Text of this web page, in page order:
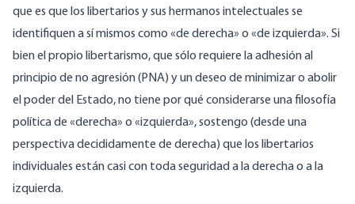
que es que los libertarios y sus hermanos intelectuales se
identifiquen a sí mismos como «de derecha» o «de izquierda». Si
bien el propio libertarismo, que sólo requiere la adhesión al
principio de no agresión (PNA) y un deseo de minimizar o abolir
el poder del Estado, no tiene por qué considerarse una filosofía
política de «derecha» o «izquierda», sostengo (desde una
perspectiva decididamente de derecha) que los libertarios
individuales están casi con toda seguridad a la derecha o a la
izquierda.